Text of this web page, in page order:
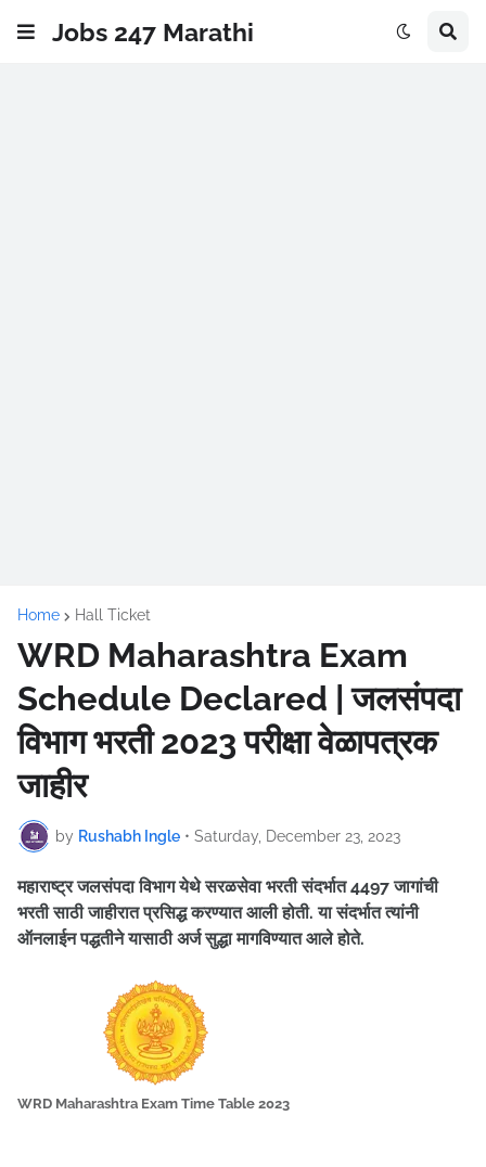
Jobs 247 Marathi
Home Hall Ticket
WRD Maharashtra Exam
Schedule Declared | जलसंपदा
विभाग भरती 2023 परीक्षा वेळापत्रक
जाहीर
by Rushabh Ingle • Saturday, December 23, 2023
महाराष्ट्र जलसंपदा विभाग येथे सरळसेवा भरती संदर्भात 4497 जागांची
भरती साठी जाहीरात प्रसिद्ध करण्यात आली होती. या संदर्भात त्यांनी
ऑनलाईन पद्धतीने यासाठी अर्ज सुद्धा मागविण्यात आले होते.
WRD Maharashtra Exam Time Table 2023